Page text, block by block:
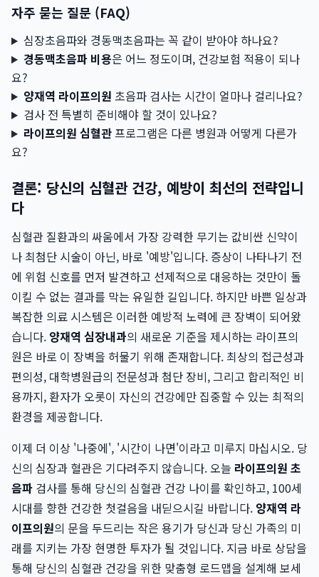
자주 묻는 질문 (FAQ)
심장초음파와 경동맥초음파는 꼭 같이 받아야 하나요?
경동맥초음파 비용은 어느 정도이며, 건강보험 적용이 되나
요?
양재역 라이프의원 초음파 검사는 시간이 얼마나 걸리나요?
검사 전 특별히 준비해야 할 것이 있나요?
라이프의원 심혈관프로그램은 다른 병원과 어떻게 다른가
요?
결론: 당신의 심혈관 건강, 예방이 최선의 전략입니
다
심혈관 질환과의 싸움에서 가장 강력한 무기는 값비싼 신약이
나 최첨단 시술이 아닌, 바로 '예방'입니다. 증상이 나타나기 전
에 위험 신호를 먼저 발견하고 선제적으로 대응하는 것만이 돌
이킬 수 없는 결과를 막는 유일한 길입니다. 하지만 바쁜 일상과
복잡한 의료 시스템은 이러한 예방적 노력에 큰 장벽이 되어왔
습니다. 양재역 심장내과의 새로운 기준을 제시하는 라이프의
원은 바로 이 장벽을 허물기 위해 존재합니다. 최상의 접근성과
편의성, 대학병원급의 전문성과 첨단 장비, 그리고 합리적인 비
용까지, 환자가 오롯이 자신의 건강에만 집중할 수 있는 최적의
환경을 제공합니다.
이제 더 이상 '나중에', '시간이 나면'이라고 미루지 마십시오. 당
신의 심장과 혈관은 기다려주지 않습니다. 오늘 라이프의원 초
음파 검사를 통해 당신의 심혈관 건강 나이를 확인하고, 100세
시대를 향한 건강한 첫걸음을 내딛으시길 바랍니다. 양재역 라
이프의원의 문을 두드리는 작은 용기가 당신과 당신 가족의 미
래를 지키는 가장 현명한 투자가 될 것입니다. 지금 바로 상담을
통해 당신의 심혈관 건강을 위한 맞춤형 로드맵을 설계해 보세